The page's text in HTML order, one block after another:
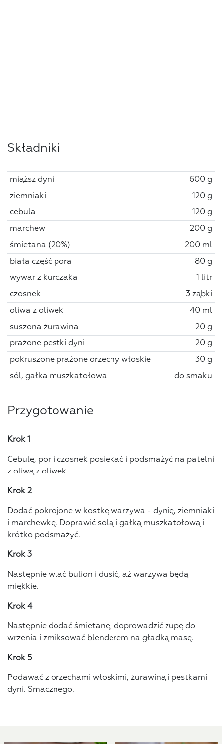
Składniki
miąższ dyni 600 g
ziemniaki 120 g
cebula 120 g
marchew 200 g
śmietana (20%) 200 ml
biała część pora 80 g
wywar z kurczaka 1 litr
czosnek 3 ząbki
oliwa z oliwek 40 ml
suszona żurawina 20 g
prażone pestki dyni 20 g
pokruszone prażone orzechy włoskie 30 g
sól, gałka muszkatołowa do smaku
Przygotowanie
Krok 1
Cebulę, por i czosnek posiekać i podsmażyć na patelni
z oliwą z oliwek.
Krok 2
Dodać pokrojone w kostkę warzywa - dynię, ziemniaki
i marchewkę. Doprawić solą i gałką muszkatołową i
krótko podsmażyć.
Krok 3
Następnie wlać bulion i dusić, aż warzywa będą
miękkie.
Krok 4
Następnie dodać śmietanę, doprowadzić zupę do
wrzenia i zmiksować blenderem na gładką masę.
Krok 5
Podawać z orzechami włoskimi, żurawiną i pestkami
dyni. Smacznego.